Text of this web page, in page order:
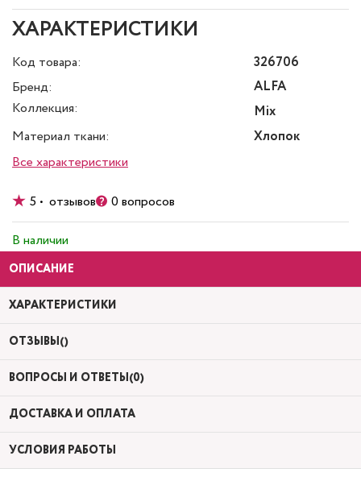
ХАРАКТЕРИСТИКИ
Код товара:
326706
Бренд:
ALFA
Коллекция:
Mix
Материал ткани:
Хлопок
Все характеристики
5 • отзывов 0 вопросов
В наличии
ОПИСАНИЕ
ХАРАКТЕРИСТИКИ
ОТЗЫВЫ()
ВОПРОСЫ И ОТВЕТЫ(0)
ДОСТАВКА И ОПЛАТА
УСЛОВИЯ РАБОТЫ